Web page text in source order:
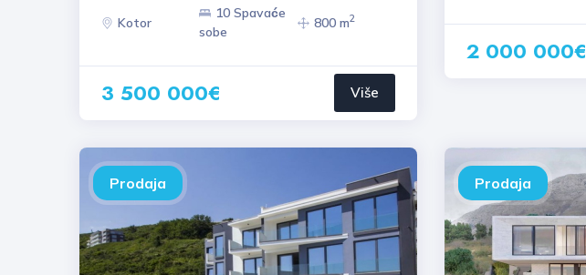
Kotor
10 Spavaće
sobe
800 m2
3 500 000€ Više
2 000 000€
Prodaja Prodaja